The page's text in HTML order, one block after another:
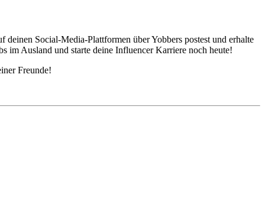
Social-Media-Plattformen über Yobbers postest und erhalte
im Ausland und starte deine Influencer Karriere noch heute!
Freunde!